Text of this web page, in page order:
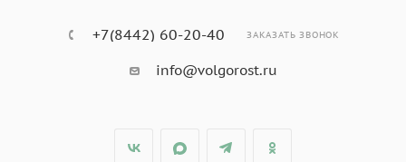
+7(8442) 60-20-40 ЗАКАЗАТЬ ЗВОНОК
info@volgorost.ru